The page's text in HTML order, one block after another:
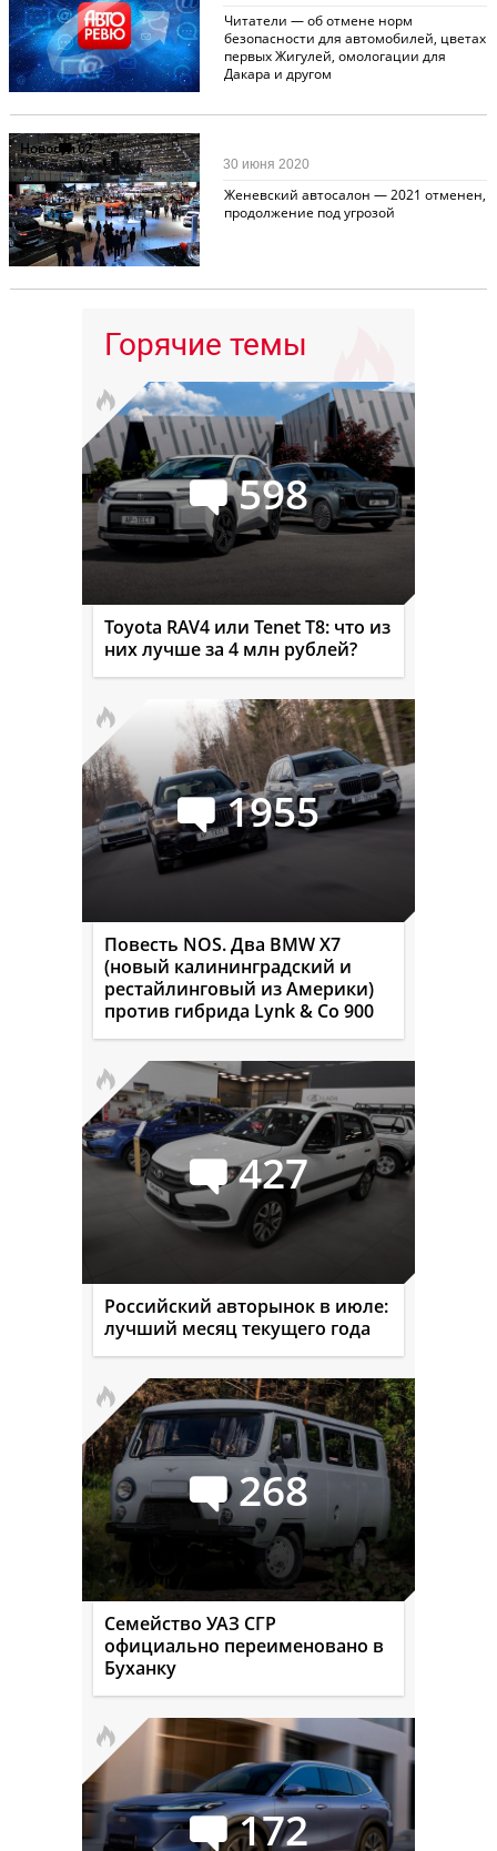
Читатели — об отмене норм
безопасности для автомобилей, цветах
первых Жигулей, омологации для
Дакара и другом
Новости62
Женевский автосалон — 2021 отменен,
продолжение под угрозой
30 июня 2020
Горячие темы
598
Toyota RAV4 или Tenet T8: что из
них лучше за 4 млн рублей?
1955
Повесть NOS. Два BMW X7
(новый калининградский и
рестайлинговый из Америки)
против гибрида Lynk & Co 900
427
Российский авторынок в июле:
лучший месяц текущего года
268
Семейство УАЗ СГР
официально переименовано в
Буханку
172